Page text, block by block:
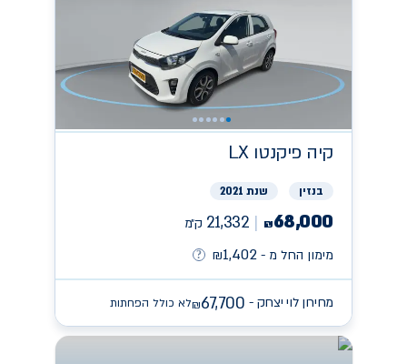
קיה פיקנטו LX
בנזין שנת 2021
₪68,000
21,332 ק״מ
מימון החל מ -
₪1,402
מחירון לוי יצחק - ₪67,700 לא כולל הפחתות